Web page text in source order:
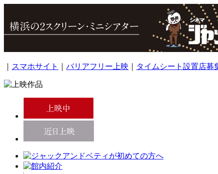
スマホサイト バリアフリー上映 タイムシート設置店募